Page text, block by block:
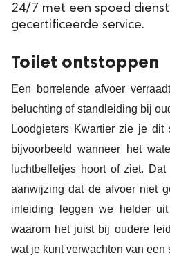
24/7 met een spoed
gecertificeerde service.
Toilet ontstoppen
Een borrelende afvoer
beluchting of standleiding bij
Loodgieters Kwartier zie je dit
bijvoorbeeld wanneer het
luchtbelletjes hoort of ziet.
aanwijzing dat de afvoer niet
inleiding leggen we helder
waarom het juist bij oudere
wat je kunt verwachten van een